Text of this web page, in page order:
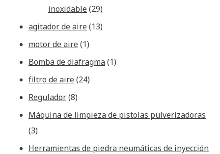
inoxidable(29)
agitador de aire(13)
motor de aire(1)
Bomba de diafragma(1)
filtro de aire(24)
Regulador(8)
Máquina de limpieza de pistolas pulverizadoras
(3)
Herramientas de piedra neumáticas de inyección